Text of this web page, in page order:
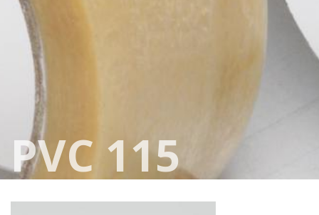
PVC 115